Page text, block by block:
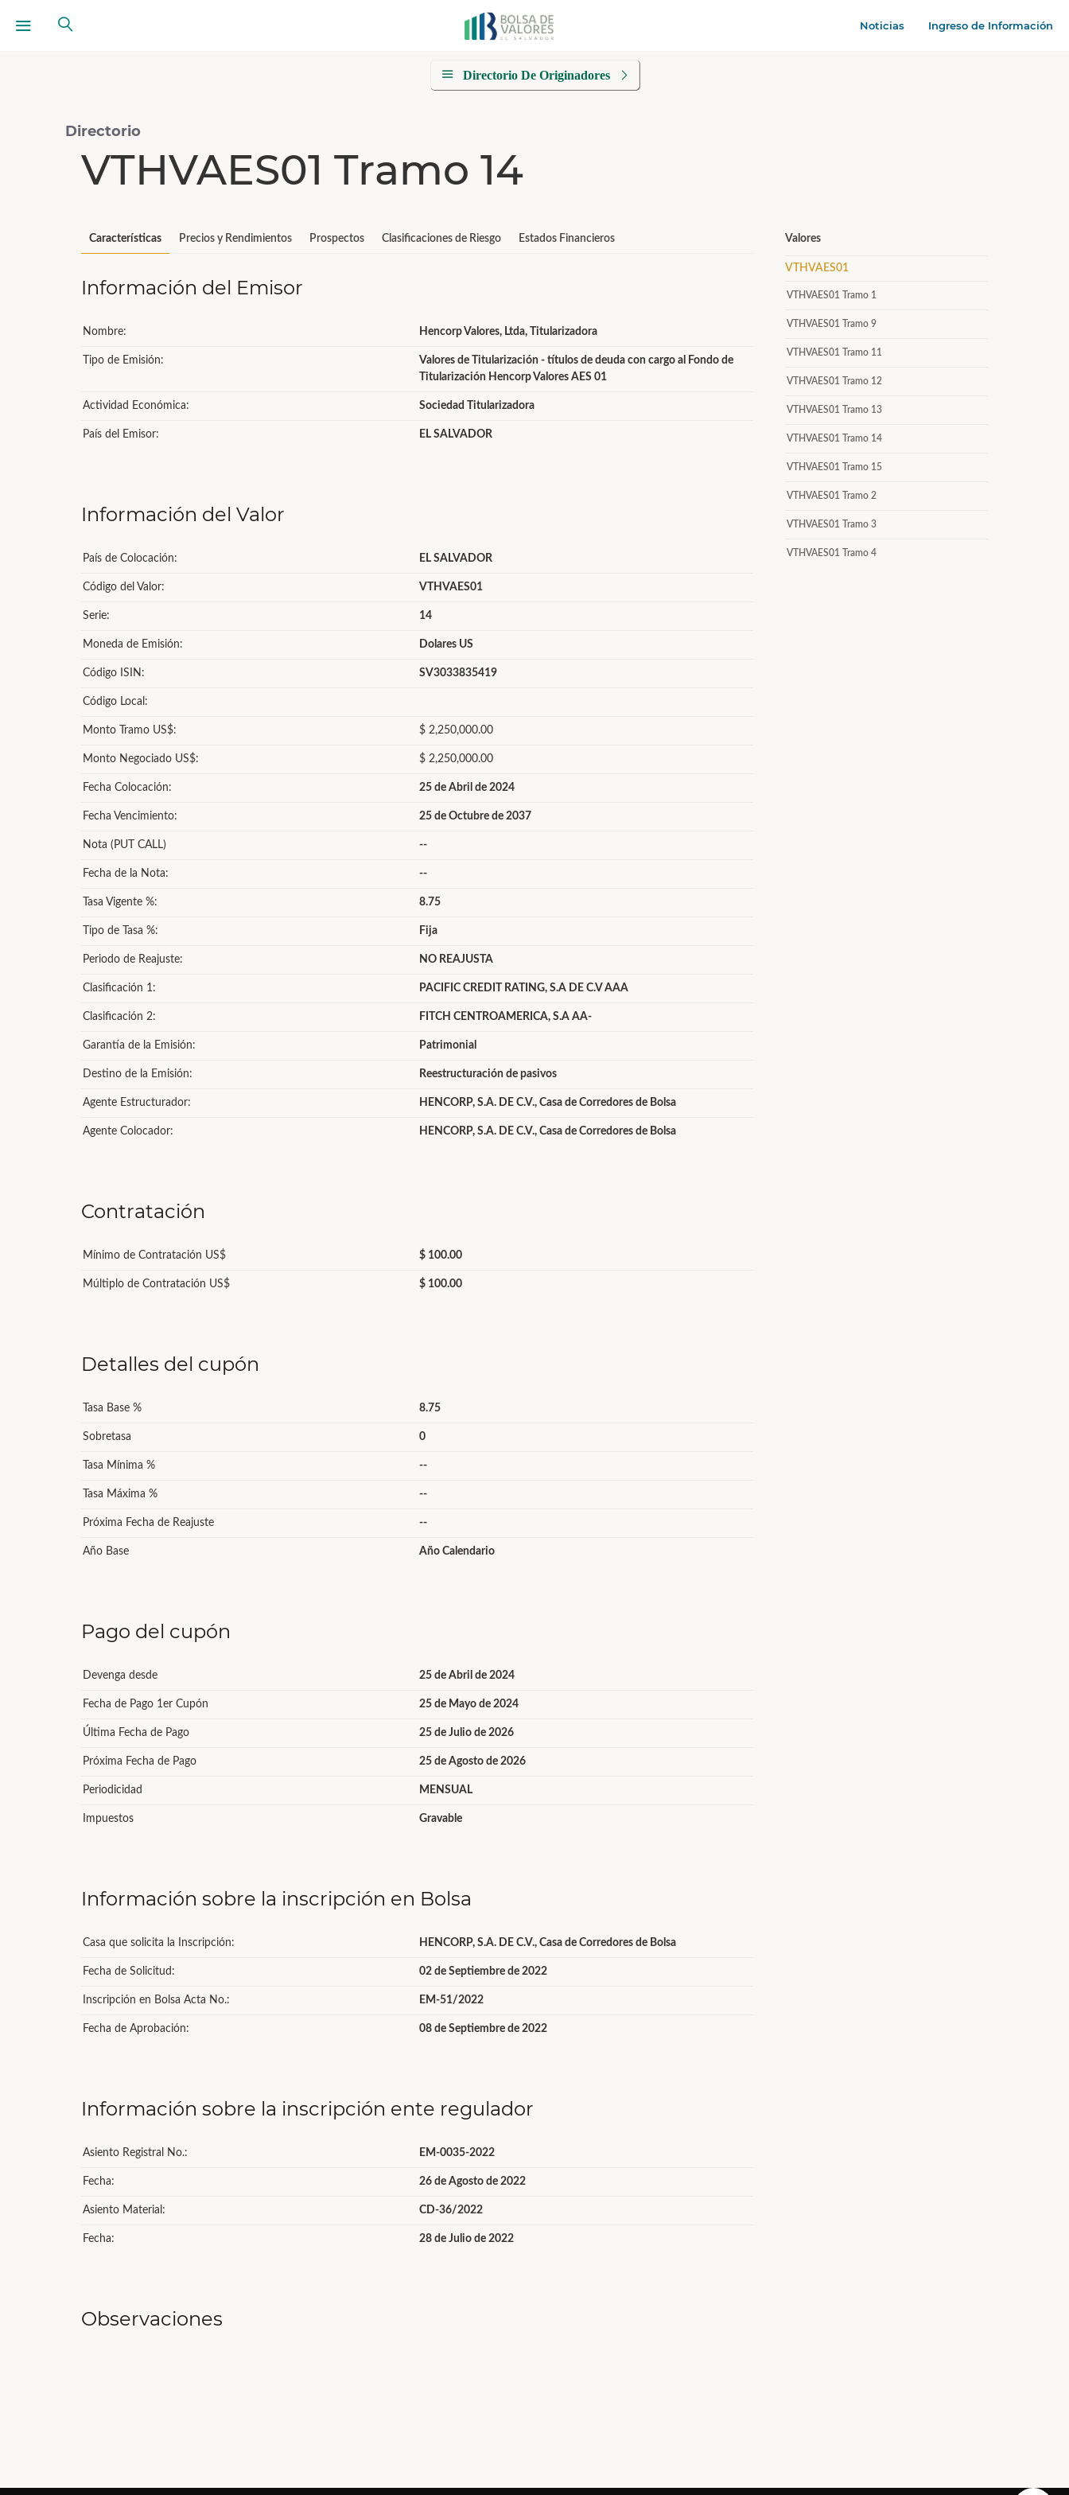
Noticias Ingreso de Información
Directorio De Originadores
Directorio
VTHVAES01 Tramo 14
Características Precios y Rendimientos Prospectos Clasificaciones de Riesgo Estados Financieros
Información del Emisor
Nombre: Hencorp Valores, Ltda, Titularizadora
Tipo de Emisión:
Valores de Titularización - títulos de deuda con cargo al Fondo de
Titularización Hencorp Valores AES 01
Actividad Económica: Sociedad Titularizadora
País del Emisor: EL SALVADOR
Información del Valor
País de Colocación: EL SALVADOR
Código del Valor: VTHVAES01
Serie: 14
Moneda de Emisión: Dolares US
Código ISIN: SV3033835419
Código Local:
Monto Tramo US$: $ 2,250,000.00
Monto Negociado US$: $ 2,250,000.00
Fecha Colocación: 25 de Abril de 2024
Fecha Vencimiento: 25 de Octubre de 2037
Nota (PUT CALL) --
Fecha de la Nota: --
Tasa Vigente %: 8.75
Tipo de Tasa %: Fija
Periodo de Reajuste: NO REAJUSTA
Clasificación 1: PACIFIC CREDIT RATING, S.A DE C.V AAA
Clasificación 2: FITCH CENTROAMERICA, S.A AA-
Garantía de la Emisión: Patrimonial
Destino de la Emisión: Reestructuración de pasivos
Agente Estructurador: HENCORP, S.A. DE C.V., Casa de Corredores de Bolsa
Agente Colocador: HENCORP, S.A. DE C.V., Casa de Corredores de Bolsa
Contratación
Mínimo de Contratación US$ $ 100.00
Múltiplo de Contratación US$ $ 100.00
Detalles del cupón
Tasa Base % 8.75
Sobretasa 0
Tasa Mínima % --
Tasa Máxima % --
Próxima Fecha de Reajuste --
Año Base Año Calendario
Pago del cupón
Devenga desde 25 de Abril de 2024
Fecha de Pago 1er Cupón 25 de Mayo de 2024
Última Fecha de Pago 25 de Julio de 2026
Próxima Fecha de Pago 25 de Agosto de 2026
Periodicidad MENSUAL
Impuestos Gravable
Información sobre la inscripción en Bolsa
Casa que solicita la Inscripción: HENCORP, S.A. DE C.V., Casa de Corredores de Bolsa
Fecha de Solicitud: 02 de Septiembre de 2022
Inscripción en Bolsa Acta No.: EM-51/2022
Fecha de Aprobación: 08 de Septiembre de 2022
Información sobre la inscripción ente regulador
Asiento Registral No.: EM-0035-2022
Fecha: 26 de Agosto de 2022
Asiento Material: CD-36/2022
Fecha: 28 de Julio de 2022
Observaciones
Valores
VTHVAES01
VTHVAES01 Tramo 1
VTHVAES01 Tramo 9
VTHVAES01 Tramo 11
VTHVAES01 Tramo 12
VTHVAES01 Tramo 13
VTHVAES01 Tramo 14
VTHVAES01 Tramo 15
VTHVAES01 Tramo 2
VTHVAES01 Tramo 3
VTHVAES01 Tramo 4